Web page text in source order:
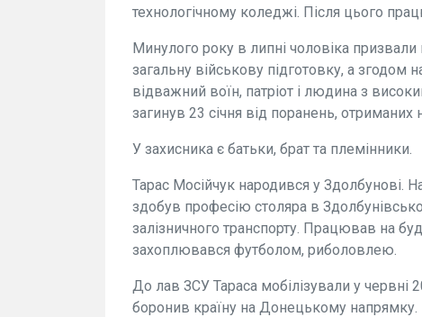
технологічному коледжі. Після цього
Минулого року в липні чоловіка
загальну військову підготовку, а згодом
відважний воїн, патріот і людина з
загинув 23 січня від поранень, отриманих
У захисника є батьки, брат та племінники.
Тарас Мосійчук народився у Здолбунові.
здобув професію столяра в
залізничного транспорту. Працював на
захоплювався футболом, риболовлею.
До лав ЗСУ Тараса мобілізували у червні
боронив країну на Донецькому напрямку.